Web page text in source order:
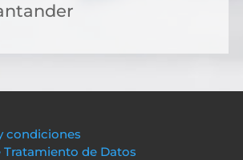
condiciones
Tratamiento de Datos